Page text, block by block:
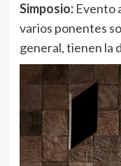
Simposio:Evento
varios ponentes
general, tienen la